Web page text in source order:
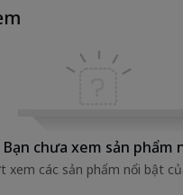
với hầu hết thiết
hoàn hảo cho các dòng
Energizer, Maxell…
AloPin
chính hãng Duracell
Bạn chưa xem sản phẩm
xem các sản phẩm nổi bật